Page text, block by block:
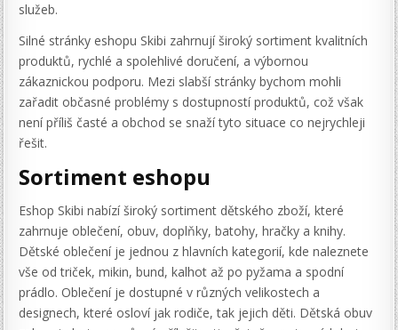
služeb.
Silné stránky eshopu Skibi zahrnují široký sortiment kvalitních
produktů, rychlé a spolehlivé doručení, a výbornou
zákaznickou podporu. Mezi slabší stránky bychom mohli
zařadit občasné problémy s dostupností produktů, což však
není příliš časté a obchod se snaží tyto situace co nejrychleji
řešit.
Sortiment eshopu
Eshop Skibi nabízí široký sortiment dětského zboží, které
zahrnuje oblečení, obuv, doplňky, batohy, hračky a knihy.
Dětské oblečení je jednou z hlavních kategorií, kde naleznete
vše od triček, mikin, bund, kalhot až po pyžama a spodní
prádlo. Oblečení je dostupné v různých velikostech a
designech, které osloví jak rodiče, tak jejich děti. Dětská obuv